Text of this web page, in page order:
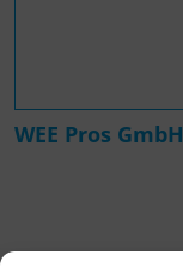
WEE Pros GmbH